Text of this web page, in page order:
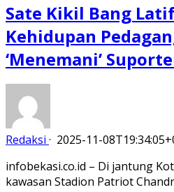
Sate Kikil Bang
Kehidupan
‘Menemani’
Redaksi · 2025-11-
infobekasi.co.id – Di jantung
kawasan Stadion Patriot